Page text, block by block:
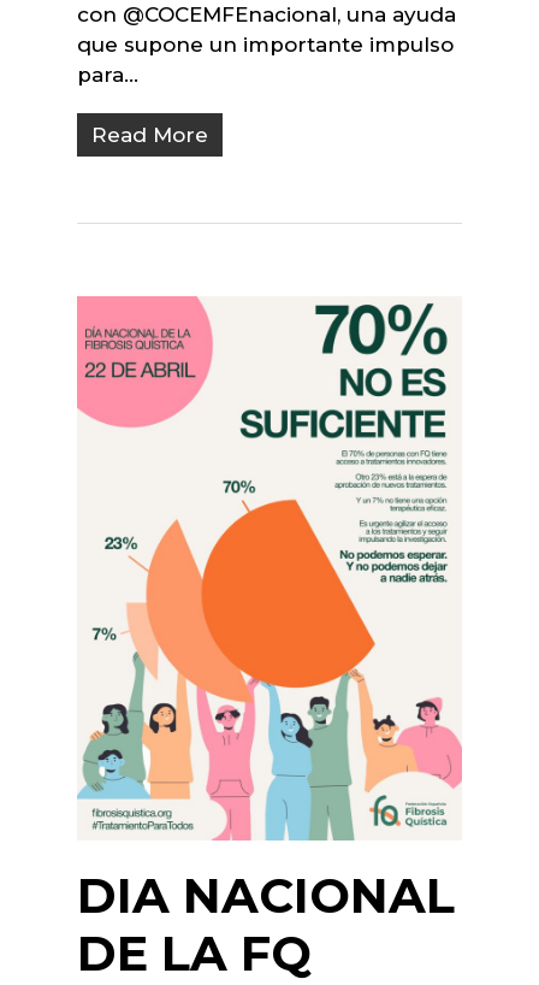
con @COCEMFEnacional, una ayuda
que supone un importante impulso
para…
Read More
DIA NACIONAL
DE LA FQ